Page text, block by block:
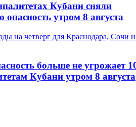
Кубани сняли
опасность утром 8 августа
больше не угрожает
Кубани утром 8 августа